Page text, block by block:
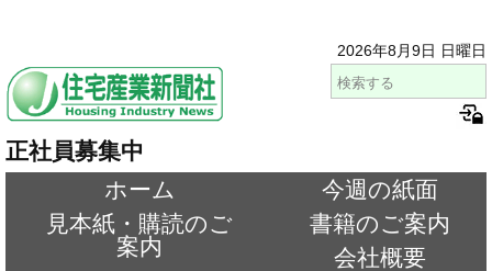
2026年8月9日 日曜日
正社員募集中
ホーム
今週の紙面
見本紙・購読のご
案内
書籍のご案内
会社概要